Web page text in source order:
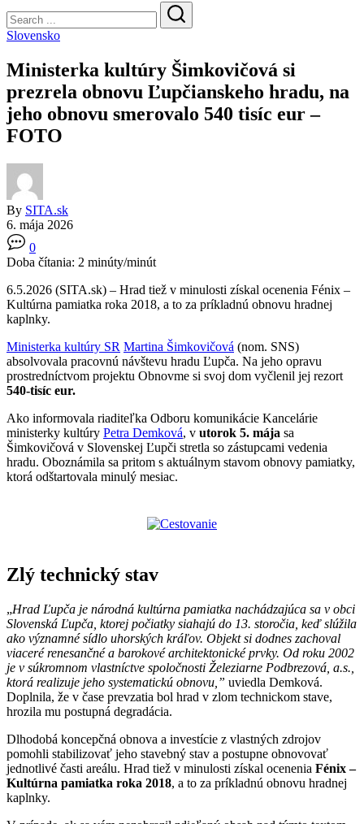
Search
Search
Slovensko
Ministerka kultúry Šimkovičová si
prezrela obnovu Ľupčianskeho hradu, na
jeho obnovu smerovalo 540 tisíc eur –
FOTO
By SITA.sk
6. mája 2026
0
Doba čítania: 2 minúty/minút
6.5.2026 (SITA.sk) – Hrad tiež v minulosti získal ocenenia Fénix –
Kultúrna pamiatka roka 2018, a to za príkladnú obnovu hradnej
kaplnky.
Ministerka kultúry SR Martina Šimkovičová (nom. SNS)
absolvovala pracovnú návštevu hradu Ľupča. Na jeho opravu
prostredníctvom projektu Obnovme si svoj dom vyčlenil jej rezort
540-tisíc eur.
Ako informovala riaditeľka Odboru komunikácie Kancelárie
ministerky kultúry Petra Demková, v utorok 5. mája sa
Šimkovičová v Slovenskej Ľupči stretla so zástupcami vedenia
hradu. Oboznámila sa pritom s aktuálnym stavom obnovy pamiatky,
ktorá odštartovala minulý mesiac.
Zlý technický stav
„Hrad Ľupča je národná kultúrna pamiatka nachádzajúca sa v obci
Slovenská Ľupča, ktorej počiatky siahajú do 13. storočia, keď slúžila
ako významné sídlo uhorských kráľov. Objekt si dodnes zachoval
viaceré renesančné a barokové architektonické prvky. Od roku 2002
je v súkromnom vlastníctve spoločnosti Železiarne Podbrezová, a.s.,
ktorá realizuje jeho systematickú obnovu,” uviedla Demková.
Doplnila, že v čase prevzatia bol hrad v zlom technickom stave,
hrozila mu postupná degradácia.
Dlhodobá koncepčná obnova a investície z vlastných zdrojov
pomohli stabilizovať jeho stavebný stav a postupne obnovovať
jednotlivé časti areálu. Hrad tiež v minulosti získal ocenenia Fénix –
Kultúrna pamiatka roka 2018, a to za príkladnú obnovu hradnej
kaplnky.